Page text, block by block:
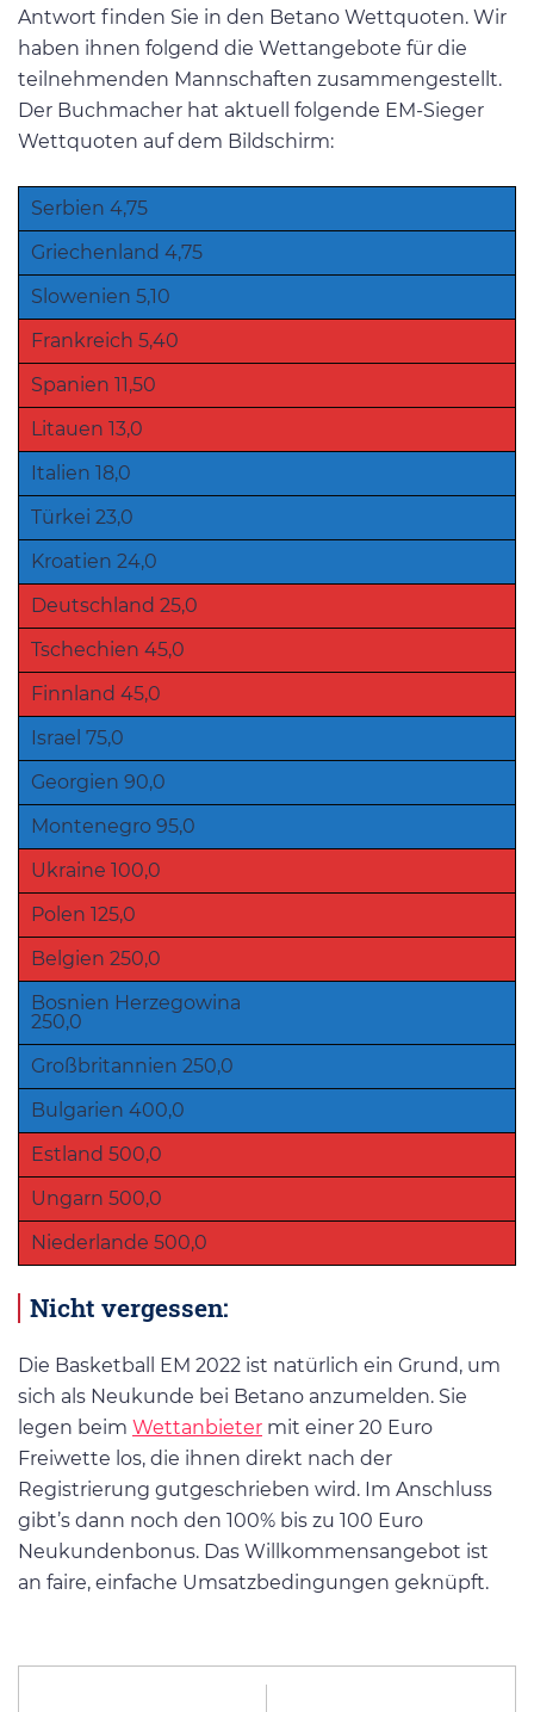
Antwort finden Sie in den Betano Wettquoten. Wir
haben ihnen folgend die Wettangebote für die
teilnehmenden Mannschaften zusammengestellt.
Der Buchmacher hat aktuell folgende EM-Sieger
Wettquoten auf dem Bildschirm:
Serbien 4,75
Griechenland 4,75
Slowenien 5,10
Frankreich 5,40
Spanien 11,50
Litauen 13,0
Italien 18,0
Türkei 23,0
Kroatien 24,0
Deutschland 25,0
Tschechien 45,0
Finnland 45,0
Israel 75,0
Georgien 90,0
Montenegro 95,0
Ukraine 100,0
Polen 125,0
Belgien 250,0
Bosnien Herzegowina
250,0
Großbritannien 250,0
Bulgarien 400,0
Estland 500,0
Ungarn 500,0
Niederlande 500,0
Nicht vergessen:
Die Basketball EM 2022 ist natürlich ein Grund, um
sich als Neukunde bei Betano anzumelden. Sie
legen beim Wettanbieter mit einer 20 Euro
Freiwette los, die ihnen direkt nach der
Registrierung gutgeschrieben wird. Im Anschluss
gibt’s dann noch den 100% bis zu 100 Euro
Neukundenbonus. Das Willkommensangebot ist
an faire, einfache Umsatzbedingungen geknüpft.